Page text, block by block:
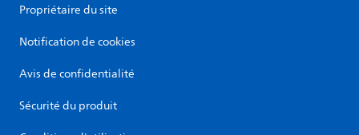
Propriétaire du site
Notification de cookies
Avis de confidentialité
Sécurité du produit